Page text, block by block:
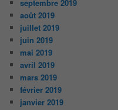
septembre 2019
août 2019
juillet 2019
juin 2019
mai 2019
avril 2019
mars 2019
février 2019
janvier 2019